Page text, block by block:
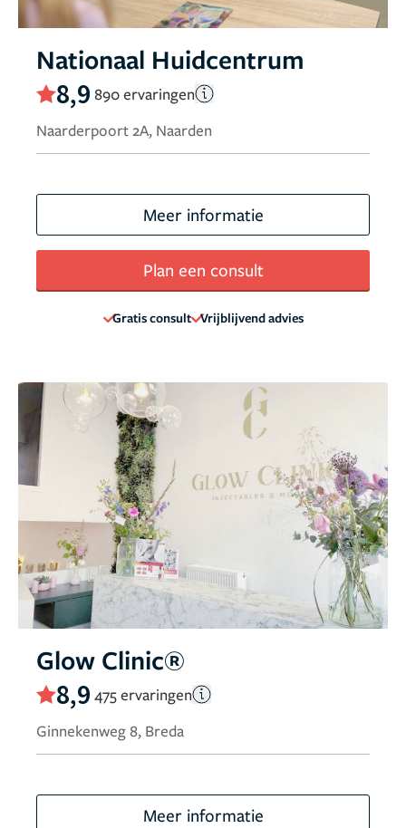
Nationaal Huidcentrum
8,9 890 ervaringen
Naarderpoort 2A, Naarden
Meer informatie
Plan een consult
Gratis consult Vrijblijvend advies
Glow Clinic®
8,9 475 ervaringen
Ginnekenweg 8, Breda
Meer informatie